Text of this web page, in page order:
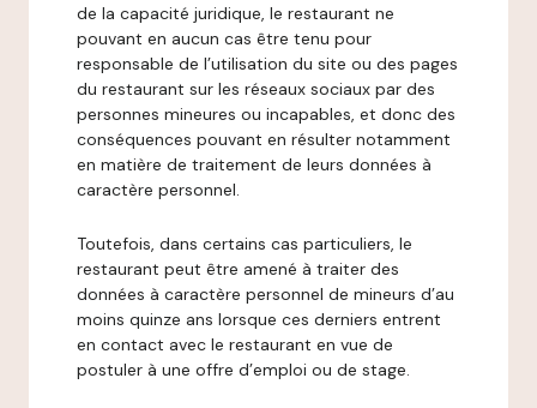
de la capacité juridique, le restaurant ne
pouvant en aucun cas être tenu pour
responsable de l’utilisation du site ou des pages
du restaurant sur les réseaux sociaux par des
personnes mineures ou incapables, et donc des
conséquences pouvant en résulter notamment
en matière de traitement de leurs données à
caractère personnel.
Toutefois, dans certains cas particuliers, le
restaurant peut être amené à traiter des
données à caractère personnel de mineurs d’au
moins quinze ans lorsque ces derniers entrent
en contact avec le restaurant en vue de
postuler à une offre d’emploi ou de stage.